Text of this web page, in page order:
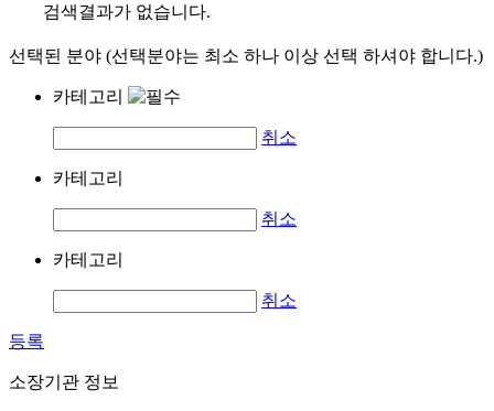
검색결과가 없습니다.
선택된 분야 (선택분야는 최소 하나 이상 선택 하셔야 합니다.)
카테고리
취소
카테고리
취소
카테고리
취소
등록
소장기관 정보